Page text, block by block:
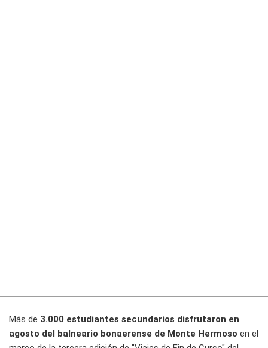
Más de 3.000 estudiantes secundarios disfrutaron en
agosto del balneario bonaerense de Monte Hermoso en el